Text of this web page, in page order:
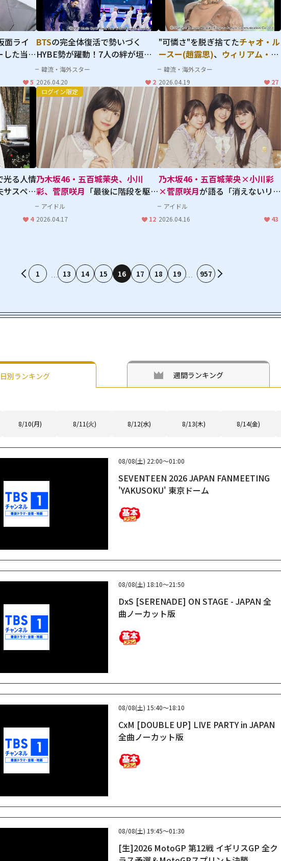
面ライ
した当時
？
5
BTSの完全体復活で勢いづく
HYBE勢が躍動！7人の絆が垣間
見えたENHYPEN
ソロも鮮烈な
TOGETHERら、K-POPの勢いを
象徴する"国立競技場"の熱狂
韓流・海外スター
2026.04.20
2
チャオ・ルースー(趙露思)、ウィ
リアム・チャン(陳偉霆) との"誰
もが羨む夫婦像"が反響を呼んだ
「私の完璧な結婚」"
width="304" height="203"
loading="lazy"
fetchpriority="high">
"可憐さ"を脱ぎ捨てたチャオ・ル
ースー(趙露思)、 ウィリアム・チ
ャン(陳偉霆)との"誰もが羨む夫
婦像"が反響を呼んだ「私の完璧
な結婚」
韓流・海外スター
2026.04.19
27
光る人情
サスペン
波篠
ルート
4
乃木坂46・五百城茉央、小川
彩、菅原咲月 「最後に階段を駆け
上がったのはいつだ？」インタビ
ュー・アザーカット集
アイドル
2026.04.17
12
乃木坂46・五百城茉央×小川彩
×菅原咲月が語る「消えないリス
ペクト」
う"グループの空気感"の守り方
アイドル
2026.04.16
43
1 13 14 15 16 17 18 19 957
日別ランキング 週間ランキング
8/10(月) 8/11(火) 8/12(水) 8/13(木) 8/14(金)
08/08(土) 22:00～01:00
SEVENTEEN 2026 JAPAN FANMEETING
'YAKUSOKU' 東京ドーム
08/08(土) 18:10～21:50
DxS [SERENADE] ON STAGE - JAPAN 全
曲ノーカット版
08/08(土) 15:40～18:10
CxM [DOUBLE UP] LIVE PARTY in JAPAN
全曲ノーカット版
08/08(土) 19:45～01:30
[生]2026 MotoGP 第12戦 イギリスGP 全ク